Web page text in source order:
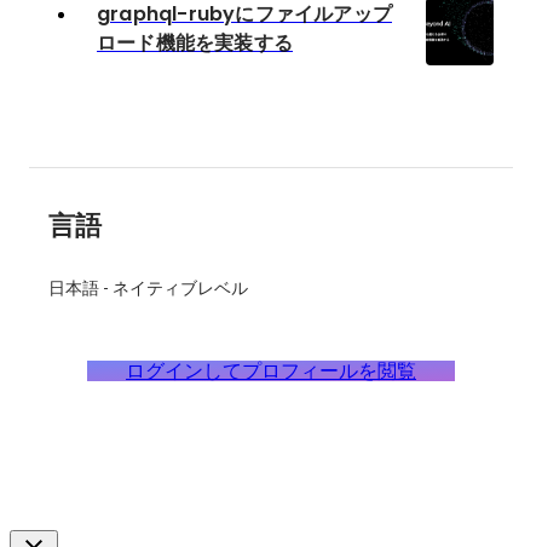
graphql-rubyにファイルアップ
ロード機能を実装する
言語
日本語 - ネイティブレベル
ログインしてプロフィールを閲覧